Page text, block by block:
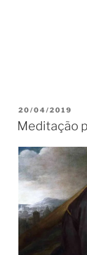
PUBLICADO
EM
20/04/2019
Meditação